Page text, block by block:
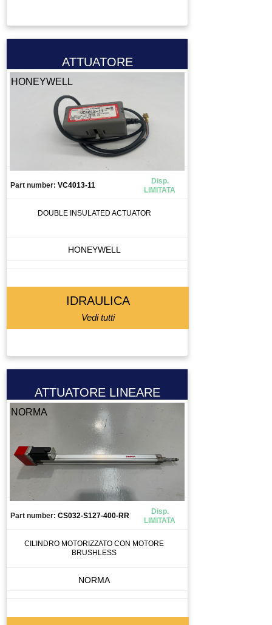
TAVOLA GIREVOLE
TAVOLA ROTANTE
TELECOMANDO
TERMOREGOLATORE
TESTA PER FRESA
TOOL CHANGE
UTENSILE
ZIONAMENTO
ATTUATORE
HONEYWELL
Part number: VC4013-11
Disp.
LIMITATA
DOUBLE INSULATED ACTUATOR
HONEYWELL
IDRAULICA
Vedi tutti
ATTUATORE LINEARE
NORMA
Part number: CS032-S127-400-RR
Disp.
LIMITATA
CILINDRO MOTORIZZATO CON MOTORE
BRUSHLESS
NORMA